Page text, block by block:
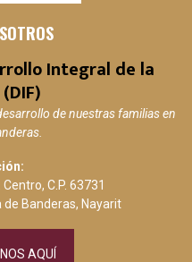
Integral de la
de nuestras familias en
C.P. 63731
de Banderas, Nayarit
AQUÍ